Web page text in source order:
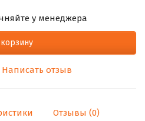
у менеджера
Написать отзыв
Отзывы (0)